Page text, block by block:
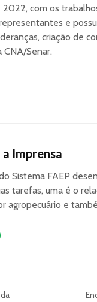
com os
e
criação de
Senar.
Imprensa
Sistema FAEP
tarefas, uma é o
agropecuário e